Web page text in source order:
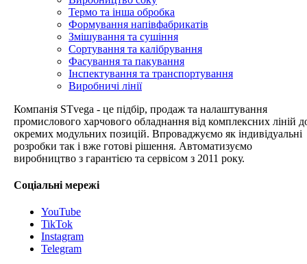
Термо та інша обробка
Формування напівфабрикатів
Змішування та сушіння
Сортування та калібрування
Фасування та пакування
Інспектування та транспортування
Виробничі лінії
Компанія STvega - це підбір, продаж та налаштування
промислового харчового обладнання від комплексних ліній
окремих модульних позицій. Впроваджуємо як індивідуальні
розробки так і вже готові рішення. Автоматизуємо
виробництво з гарантією та сервісом з 2011 року.
Соціальні мережі
YouTube
TikTok
Instagram
Telegram